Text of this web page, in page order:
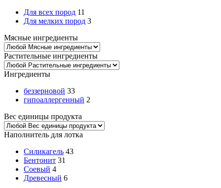
Для всех пород 11
Для мелких пород 3
Мясные ингредиенты
Растительные ингредиенты
Ингредиенты
беззерновой 33
гипоаллергенный 2
Вес единицы продукта
Наполнитель для лотка
Силикагель 43
Бентонит 31
Соевый 4
Древесный 6